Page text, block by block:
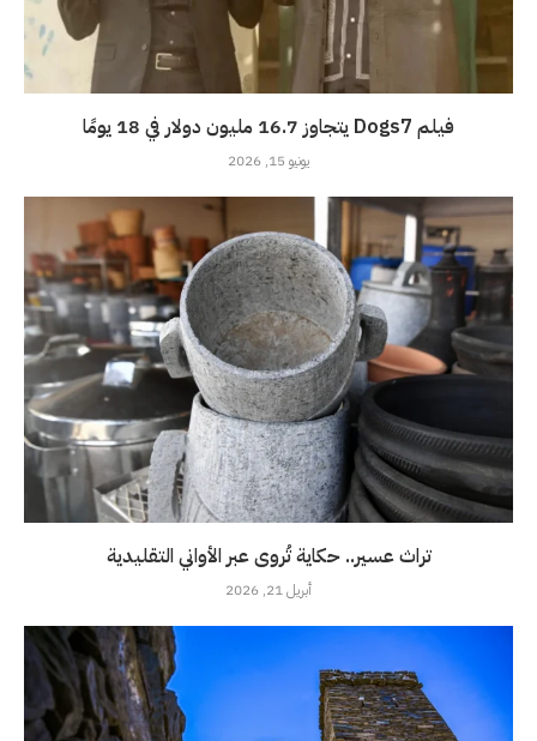
فيلم Dogs7 يتجاوز 16.7 مليون دولار في 18 يومًا
يونيو 15, 2026
تراث عسير.. حكاية تُروى عبر الأواني التقليدية
أبريل 21, 2026